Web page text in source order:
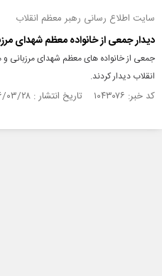
سایت اطلاع رسانی رهبر معظم انقلاب
دیدار جمعی از خانواده معظم شهدای
جمعی از خانواده های معظم شهدای مرزبانی
انقلاب دیدار کردند.
کد خبر: ۱۰۴۳۰۷۶ تاریخ انتشار : ۱۳۹۶/۰۳/۲۸